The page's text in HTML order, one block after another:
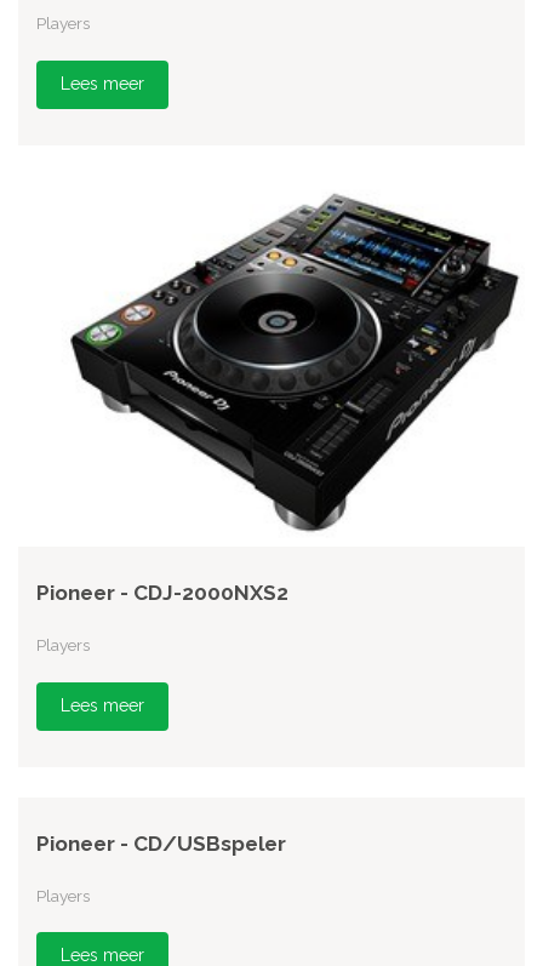
Players
Lees meer
Pioneer - CDJ-2000NXS2
Players
Lees meer
Pioneer - CD/USBspeler
Players
Lees meer